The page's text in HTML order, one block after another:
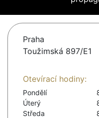
Praha
Toužimská 897/E1
Otevírací hodiny:
Pondělí
Úterý
Středa